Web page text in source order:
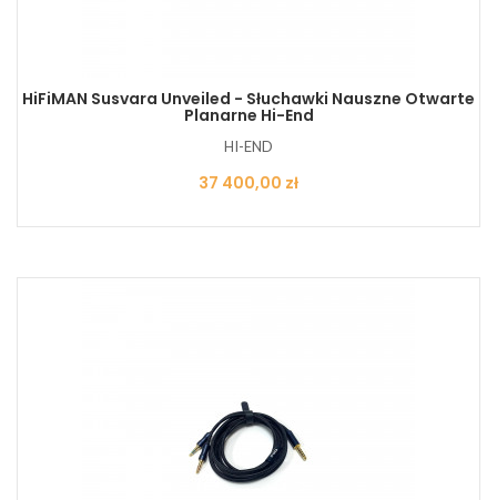
HiFiMAN Susvara Unveiled - Słuchawki Nauszne Otwarte
Planarne Hi-End
HI-END
Cena
37 400,00 zł